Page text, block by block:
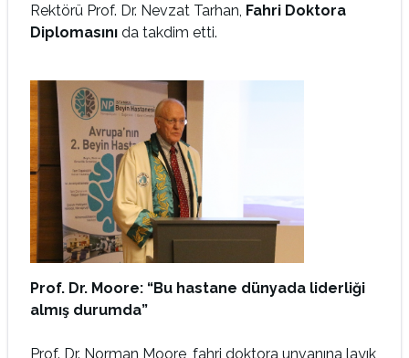
Rektörü Prof. Dr. Nevzat Tarhan, Fahri Doktora
Diplomasını da takdim etti.
Prof. Dr. Moore: “Bu hastane dünyada liderliği
almış durumda”
Prof. Dr. Norman Moore, fahri doktora unvanına layık